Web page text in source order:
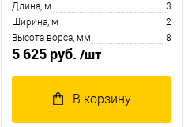
Длина, м
3
Ширина, м
2
Высота ворса, мм
8
5 625 руб. /шт
В корзину